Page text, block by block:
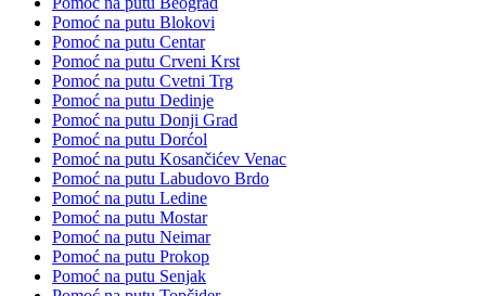
Pomoć na putu Blokovi
Pomoć na putu Centar
Pomoć na putu Crveni Krst
Pomoć na putu Cvetni Trg
Pomoć na putu Dedinje
Pomoć na putu Donji Grad
Pomoć na putu Dorćol
Pomoć na putu Kosančićev Venac
Pomoć na putu Labudovo Brdo
Pomoć na putu Ledine
Pomoć na putu Mostar
Pomoć na putu Neimar
Pomoć na putu Prokop
Pomoć na putu Senjak